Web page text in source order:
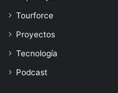
Tourforce
Proyectos
Tecnología
Podcast